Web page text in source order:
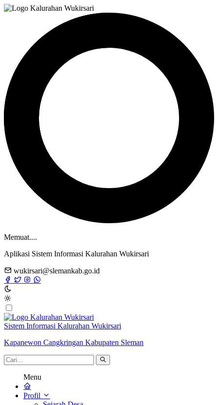
Memuat....
Aplikasi Sistem Informasi Kalurahan Wukirsari
wukirsari@slemankab.go.id
Sistem Informasi Kalurahan Wukirsari
Kapanewon Cangkringan Kabupaten Sleman
Menu
Profil